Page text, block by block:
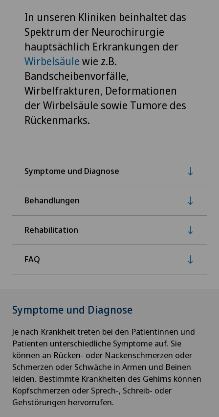
In unseren Kliniken beinhaltet das
Spektrum der Neurochirurgie
hauptsächlich Erkrankungen der
Wirbelsäule wie z.B.
Bandscheibenvorfälle,
Wirbelfrakturen, Deformationen
der Wirbelsäule sowie Tumore des
Rückenmarks.
Symptome und Diagnose
Behandlungen
Rehabilitation
FAQ
Symptome und Diagnose
Je nach Krankheit treten bei den Patientinnen und
Patienten unterschiedliche Symptome auf. Sie
können an Rücken- oder Nackenschmerzen oder
Schmerzen oder Schwäche in Armen und Beinen
leiden. Bestimmte Krankheiten des Gehirns können
Kopfschmerzen oder Sprech-, Schreib- oder
Gehstörungen hervorrufen.